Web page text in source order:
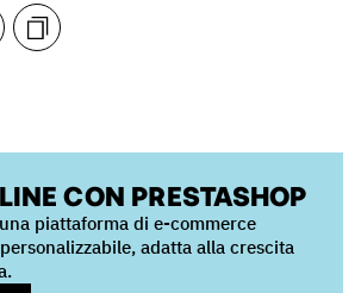
CON PRESTASHOP
piattaforma di e-commerce
adatta alla crescita